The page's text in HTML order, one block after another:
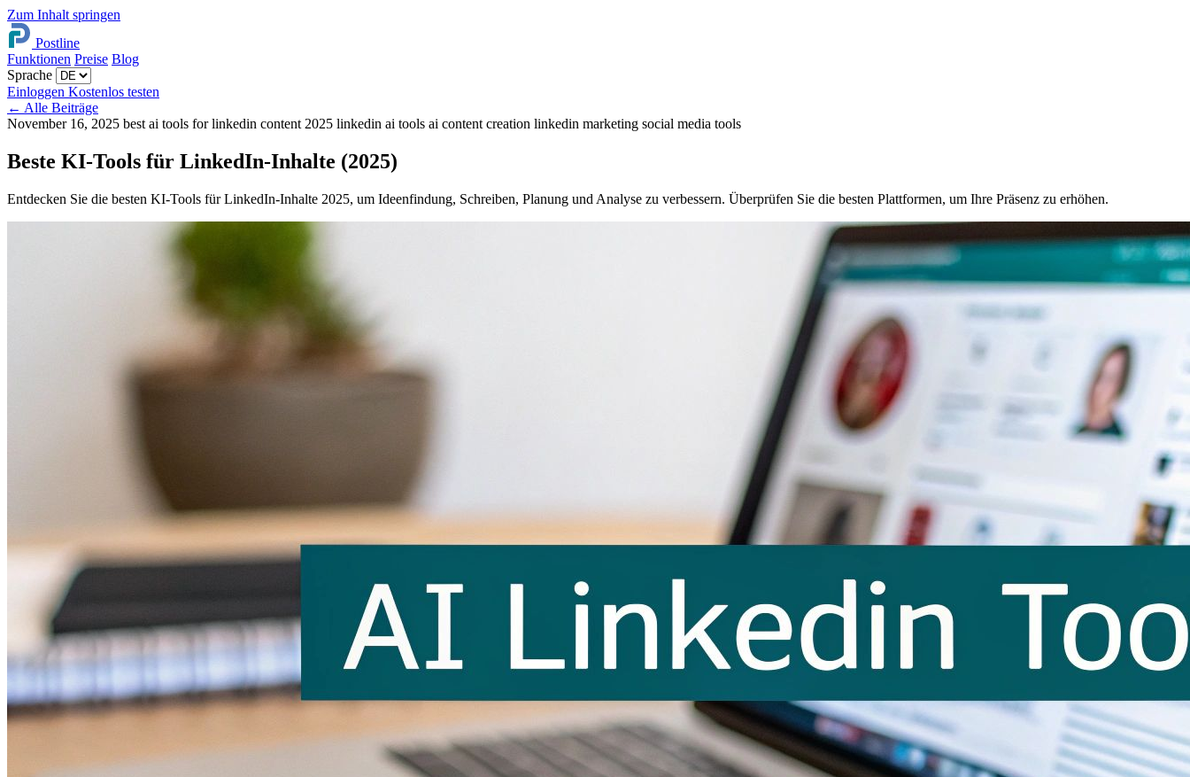
Zum Inhalt springen
Postline
Funktionen Preise Blog
Sprache
Einloggen Kostenlos testen
← Alle Beiträge
November 16, 2025 best ai tools for linkedin content 2025 linkedin ai tools ai content creation linkedin marketing social media tools
Beste KI-Tools für LinkedIn-Inhalte (2025)
Entdecken Sie die besten KI-Tools für LinkedIn-Inhalte 2025, um Ideenfindung, Schreiben, Planung und Analyse zu verbessern. Überprüfen Sie die besten Plattformen, um Ihre Präsenz zu erhöhen.